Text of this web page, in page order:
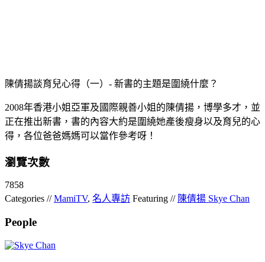
陳倩揚談育兒心得（一）- 新書的主題是圍繞什麼？
2008年香港小姐亞軍及國際親善小姐的陳倩揚，博學多才，並
正在推出新書，書的內容大約是圍繞她產後瘦身以及育兒的心
得，各位爸爸媽媽可以當作參考呀！
瀏覽次數
7858
Categories //MamiTV, 名人專訪 Featuring // 陳倩揚 Skye Chan
People